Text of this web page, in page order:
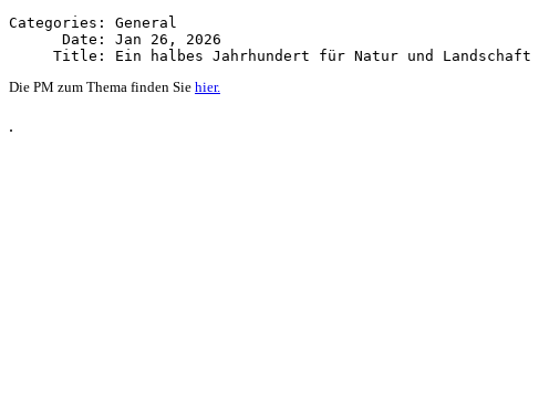
Categories: General
      Date: Jan 26, 2026
Die PM zum Thema finden Sie hier.
.